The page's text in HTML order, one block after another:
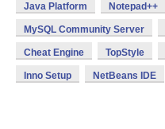
Java Platform Notepad++
MySQL Community Server
Cheat Engine TopStyle
Inno Setup NetBeans IDE